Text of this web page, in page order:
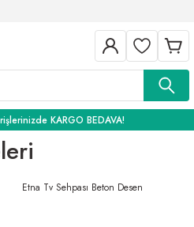
KARGO BEDAVA!
Etna Tv Sehpası Beton Desen